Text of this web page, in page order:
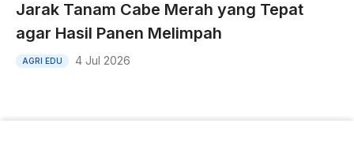
Jarak Tanam Cabe Merah yang Tepat
agar Hasil Panen Melimpah
AGRI EDU 4 Jul 2026